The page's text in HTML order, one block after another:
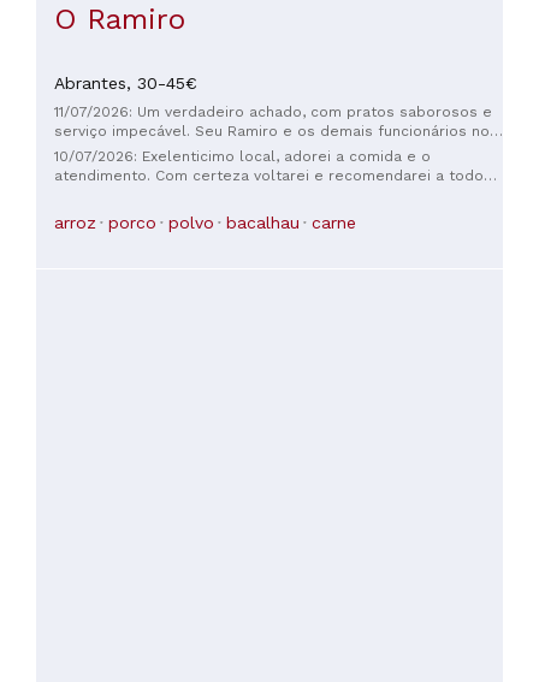
O Ramiro
Abrantes, 30-45€
11/07/2026: Um verdadeiro achado, com pratos saborosos e
serviço impecável. Seu Ramiro e os demais funcionários nos
atenderam como se da família fôssemos. Retornaremos!
10/07/2026: Exelenticimo local, adorei a comida e o
atendimento. Com certeza voltarei e recomendarei a todos
arroz porco polvo bacalhau carne